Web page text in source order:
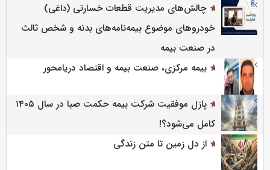
چالش‌های مدیریت قطعات خسارتی (داغی)
خودروهای موضوع بیمه‌نامه‌های بدنه و شخص ثالث
در صنعت بیمه
بیمه مرکزی، صنعت بیمه و اقتصاد دریامحور
پازل موفقیت شرکت بیمه حکمت صبا در سال ۱۴۰۵
کامل می‌شود؟!
از دل زمین تا متن زندگی